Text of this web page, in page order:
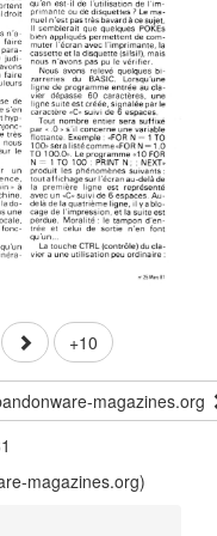
+10
magazines.org
magazines.org)